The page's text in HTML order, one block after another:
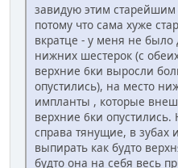
завидую этим
потому что сама хуже
вкратце - у меня не было
нижних шестерок (с
верхние 6ки выросли
опустились), на место
импланты , которые
верхние 6ки опустились.
справа тянущие, в зубах
выпирать как будто
будто она на себя весь